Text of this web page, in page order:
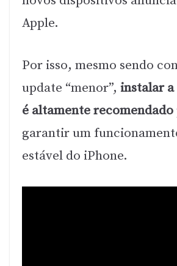
Apple.
Por isso, mesmo sendo
update “menor”, instalar
é altamente recomendado
garantir um
estável do iPhone.